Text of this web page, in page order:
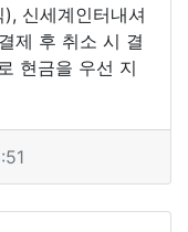
신세계인터내셔
제 후 취소 시 결
현금을 우선 지